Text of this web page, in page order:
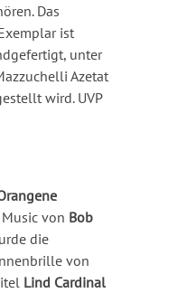
Das
ist
unter
Azetat
wird. UVP
von Bob
die
von
Lind Cardinal